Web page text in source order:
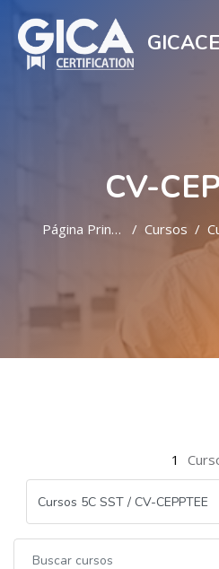
CV-
Página Principal Cursos
1